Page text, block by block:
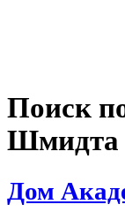
Поиск
Шмидта
Дом